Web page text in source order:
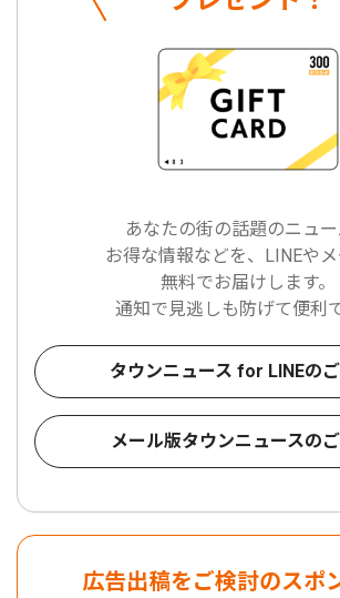
あなたの街の話題のニュー
お得な情報などを、LINEや
無料でお届けします。
通知で見逃しも防げて便利
タウンニュース for LINEの
メール版タウンニュースの
広告出稿をご検討のスポ